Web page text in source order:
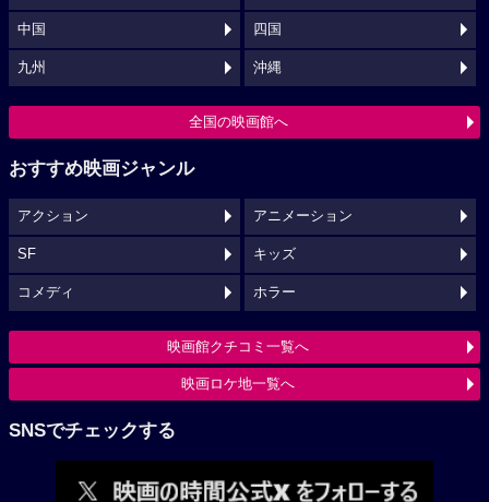
中国 四国
九州 沖縄
全国の映画館へ
おすすめ映画ジャンル
アクション アニメーション
SF キッズ
コメディ ホラー
映画館クチコミ一覧へ
映画ロケ地一覧へ
SNSでチェックする